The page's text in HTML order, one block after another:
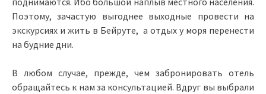
Поэтому, зачастую выгоднее выходные провести на
экскурсиях и жить в Бейруте, а отдых у моря перенести
на будние дни.
В любом случае, прежде, чем забронировать отель
обращайтесь к нам за консультацией. Вдруг вы выбрали